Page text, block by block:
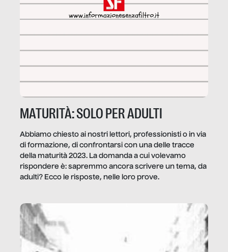
MATURITÀ: SOLO PER ADULTI
Abbiamo chiesto ai nostri lettori, professionisti o in via
di formazione, di confrontarsi con una delle tracce
della maturità 2023. La domanda a cui volevamo
rispondere è: sapremmo ancora scrivere un tema, da
adulti? Ecco le risposte, nelle loro prove.